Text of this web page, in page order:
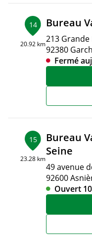
14
20.92 km
Bureau
213 Grande
92380
Fermé
15
23.28 km
Bureau
Seine
49 avenue
92600
Ouvert